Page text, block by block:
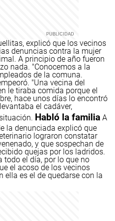
explicó que los vecinos
denuncias contra la mujer
A principio de año fueron
nada. "Conocemos a la
de la comuna.
"Una vecina del
le tiraba comida porque el
hace unos días lo encontró
el cadáver,
Habló la familia A
la denunciada explicó que
lograron constatar
y que sospechan de
quejas por los ladridos.
todo el día, por lo que no
el acoso de los vecinos
ella es el de quedarse con la